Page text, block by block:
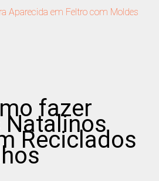
Aparecida em Feltro com Moldes
fazer
Natalinos
Reciclados